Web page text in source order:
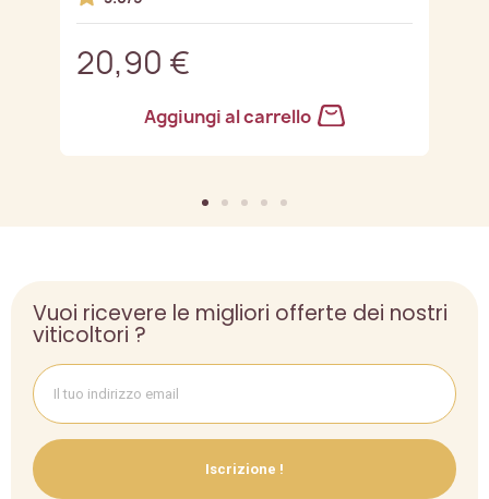
20,90 €
Aggiungi al carrello
Vuoi ricevere le migliori offerte dei nostri
viticoltori ?
Iscrizione !